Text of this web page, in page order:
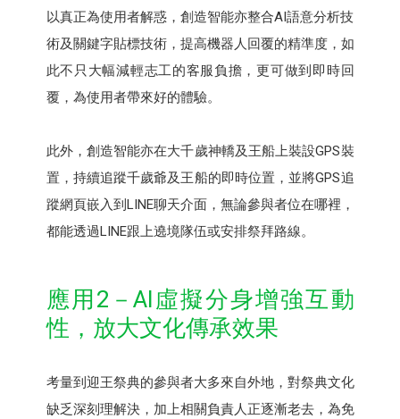
以真正為使用者解惑，創造智能亦整合AI語意分析技
術及關鍵字貼標技術，提高機器人回覆的精準度，如
此不只大幅減輕志工的客服負擔，更可做到即時回
覆，為使用者帶來好的體驗。
此外，創造智能亦在大千歲神轎及王船上裝設GPS裝
置，持續追蹤千歲爺及王船的即時位置，並將GPS追
蹤網頁嵌入到LINE聊天介面，無論參與者位在哪裡，
都能透過LINE跟上遶境隊伍或安排祭拜路線。
應用2－AI虛擬分身增強互動
性，放大文化傳承效果
考量到迎王祭典的參與者大多來自外地，對祭典文化
缺乏深刻理解決，加上相關負責人正逐漸老去，為免